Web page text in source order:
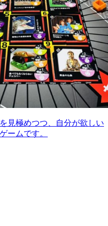
見極めつつ、自分が欲しい
ームです。